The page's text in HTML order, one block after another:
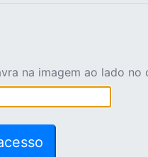
na imagem ao lado no